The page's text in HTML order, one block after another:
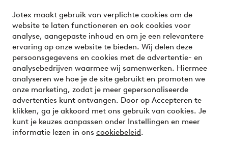
Jotex maakt gebruik van verplichte cookies om de
website te laten functioneren en ook cookies voor
analyse, aangepaste inhoud en om je een relevantere
ervaring op onze website te bieden. Wij delen deze
persoonsgegevens en cookies met de advertentie- en
analysebedrijven waarmee wij samenwerken. Hiermee
analyseren we hoe je de site gebruikt en promoten we
onze marketing, zodat je meer gepersonaliseerde
advertenties kunt ontvangen. Door op Accepteren te
klikken, ga je akkoord met ons gebruik van cookies. Je
kunt je keuzes aanpassen onder Instellingen en meer
informatie lezen in ons cookiebeleid.
Veilig betalen - Nu betalen of opsplitsen
Wil je meer weten over onze betaalopties?